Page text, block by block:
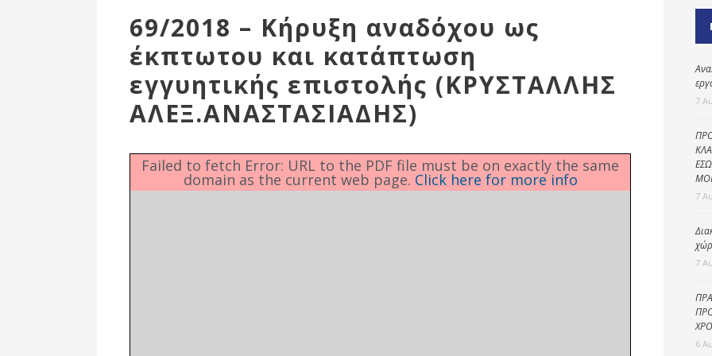
Δημοτικές
Ενότητες
Γραφείο εσόδων
προστασία
69/2018 – Κήρυξη αναδόχου ως
έκπτωτου και κατάπτωση
εγγυητικής επιστολής (ΚΡΥΣΤΑΛΛΗΣ
ΑΛΕΞ.ΑΝΑΣΤΑΣΙΑΔΗΣ)
Failed to fetch Error: URL to the PDF file must be on exactly the same
domain as the current web page. Click here for more info
7
7
7
6